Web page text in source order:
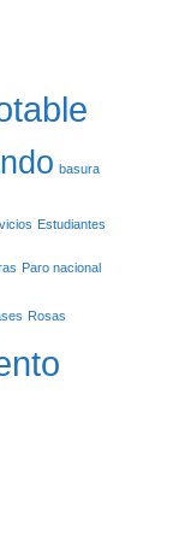
basura
Estudiantes
Paro nacional
Rosas